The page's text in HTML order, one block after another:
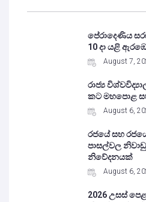
පේරාදෙණිය
10 දා යළි
August 7,
රාජ්‍ය
කට මහපොළ
August 6,
රජයේ සහ
පාසල්වල
නිවේදනයක්
August 6,
2026 උසස්